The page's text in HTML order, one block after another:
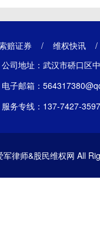
赔证券 / 维权快讯
公司地址：武汉市硚口区
电子邮箱：
服务专线：137-7427-3597
律师&股民维权网 All